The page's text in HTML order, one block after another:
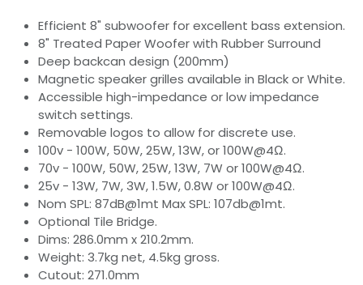
Efficient 8" subwoofer for excellent bass extension.
8" Treated Paper Woofer with Rubber Surround
Deep backcan design (200mm)
Magnetic speaker grilles available in Black or White.
Accessible high-impedance or low impedance
switch settings.
Removable logos to allow for discrete use.
100v - 100W, 50W, 25W, 13W, or 100W@4Ω.
70v - 100W, 50W, 25W, 13W, 7W or 100W@4Ω.
25v - 13W, 7W, 3W, 1.5W, 0.8W or 100W@4Ω.
Nom SPL: 87dB@1mt Max SPL: 107db@1mt.
Optional Tile Bridge.
Dims: 286.0mm x 210.2mm.
Weight: 3.7kg net, 4.5kg gross.
Cutout: 271.0mm